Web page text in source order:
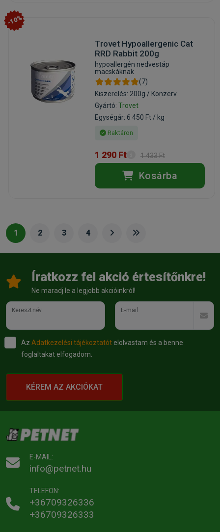
-10%
Trovet Hypoallergenic Cat
RRD Rabbit 200g
hypoallergén nedvestáp
macskáknak
(7)
Kiszerelés: 200g / Konzerv
Gyártó: Trovet
Egységár: 6 450 Ft / kg
Raktáron
1 290 Ft 1 433 Ft
Kosárba
1 2 3 4
Íratkozz fel akció értesítőnkre!
Ne maradj le a legjobb akcióinkról!
Keresztnév E-mail
Az Adatkezelési tájékoztatót elolvastam és a benne
foglaltakat elfogadom.
KÉREM AZ AKCIÓKAT
E-MAIL:
info@petnet.hu
TELEFON:
+36709326336
+36709326333